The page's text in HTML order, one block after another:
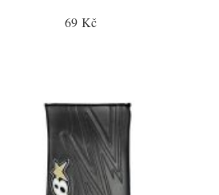
69 Kč